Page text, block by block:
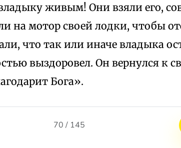
живым! Они взяли его,
на мотор своей лодки, чтобы
что так или иначе владыка
выздоровел. Он вернулся к
Бога».
70 / 145